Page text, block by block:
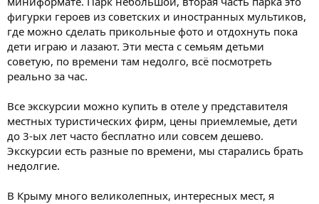
фигурки героев из советских и иностранных мультиков,
где можно сделать прикольные фото и отдохнуть пока
дети играю и лазают. Эти места с семьям детьми
советую, по времени там недолго, всё посмотреть
реально за час.
Все экскурсии можно купить в отеле у представителя
местных туристических фирм, цены приемлемые, дети
до 3-ых лет часто бесплатно или совсем дешево.
Экскурсии есть разные по времени, мы старались брать
недолгие.
В Крыму много великолепных, интересных мест, я